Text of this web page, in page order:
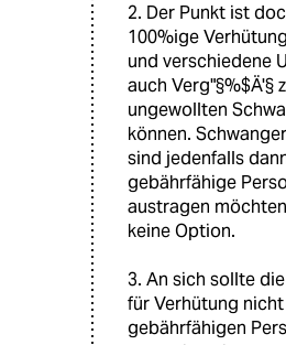
2. Der Punkt ist
100%ige
und verschiedene
auch Verg"§%$Ä'§
ungewollten
können.
sind jedenfalls
gebährfähige
austragen
keine Option.
3. An sich sollte
für Verhütung
gebährfähigen